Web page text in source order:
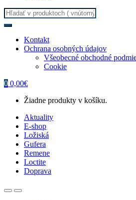
Search
for:
Kontakt
Ochrana osobných údajov
Všeobecné obchodné
Cookie
0 0,00€
Žiadne produkty v košíku.
Aktuality
E-shop
Ložiská
Gufera
Remene
Loctite
Doprava